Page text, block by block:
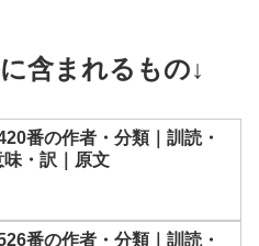
含まれるもの↓
番の作者・分類｜訓読・
味・訳｜原文
番の作者・分類｜訓読・